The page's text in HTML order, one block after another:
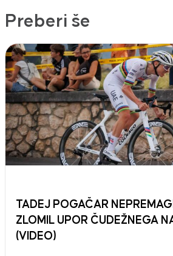
Preberi še
TADEJ POGAČAR
ZLOMIL UPOR ČUDEŽNEGA
(VIDEO)